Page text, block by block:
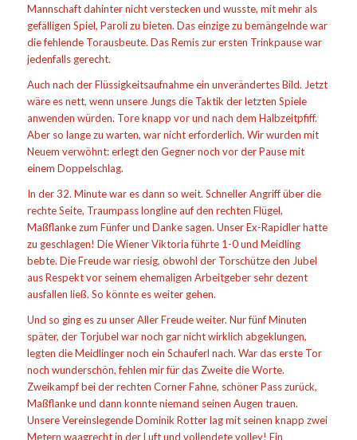
Mannschaft dahinter nicht verstecken und wusste, mit mehr als
gefälligen Spiel, Paroli zu bieten. Das einzige zu bemängelnde war
die fehlende Torausbeute. Das Remis zur ersten Trinkpause war
jedenfalls gerecht.
Auch nach der Flüssigkeitsaufnahme ein unverändertes Bild. Jetzt
wäre es nett, wenn unsere Jungs die Taktik der letzten Spiele
anwenden würden. Tore knapp vor und nach dem Halbzeitpfiff.
Aber so lange zu warten, war nicht erforderlich. Wir wurden mit
Neuem verwöhnt: erlegt den Gegner noch vor der Pause mit
einem Doppelschlag.
In der 32. Minute war es dann so weit. Schneller Angriff über die
rechte Seite, Traumpass longline auf den rechten Flügel,
Maßflanke zum Fünfer und Danke sagen. Unser Ex-Rapidler hatte
zu geschlagen! Die Wiener Viktoria führte 1-0 und Meidling
bebte. Die Freude war riesig, obwohl der Torschütze den Jubel
aus Respekt vor seinem ehemaligen Arbeitgeber sehr dezent
ausfallen ließ. So könnte es weiter gehen.
Und so ging es zu unser Aller Freude weiter. Nur fünf Minuten
später, der Torjubel war noch gar nicht wirklich abgeklungen,
legten die Meidlinger noch ein Schauferl nach. War das erste Tor
noch wunderschön, fehlen mir für das Zweite die Worte.
Zweikampf bei der rechten Corner Fahne, schöner Pass zurück,
Maßflanke und dann konnte niemand seinen Augen trauen.
Unsere Vereinslegende Dominik Rotter lag mit seinen knapp zwei
Metern waagrecht in der Luft und vollendete volley! Ein